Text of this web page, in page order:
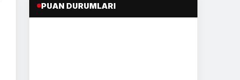
PUAN DURUMLARI